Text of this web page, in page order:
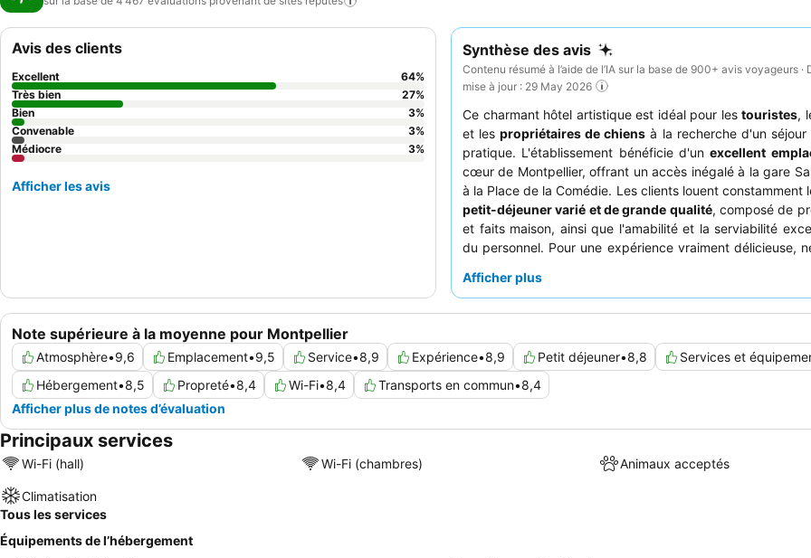
Synthèse des avis
Contenu résumé à l’aide de l’IA sur la base de 900+ avis voyageurs ·
mise à jour : 29 May 2026
Ce charmant hôtel artistique est idéal pour les touristes,
et lespropriétaires de chiens à la recherche d'un
pratique. L'établissement bénéficie d'unexcellent
cœur de Montpellier, offrant un accès inégalé à la gare
à la Place de la Comédie. Les clients louent constamment
petit-déjeuner varié et de grande qualité, composé de
et faits maison, ainsi que l'amabilité et la serviabilité
du personnel. Pour une expérience vraiment délicieuse,
Afficher plus
Note supérieure à la moyenne pour Montpellier
Atmosphère•9,6 Emplacement•9,5 Service•8,9 Expérience•8,9 Petit déjeuner•8,8 Services et
Hébergement•8,5 Propreté•8,4 Wi-Fi•8,4 Transports en commun•8,4
Afficher plus de notes d’évaluation
Avis des clients
Excellent 64%
Très bien
27%
Bien
3%
Convenable
3%
Médiocre
3%
Afficher les avis
Principaux services
Wi-Fi (hall) Wi-Fi (chambres) Animaux acceptés
Climatisation
Tous les services
Équipements de l’hébergement